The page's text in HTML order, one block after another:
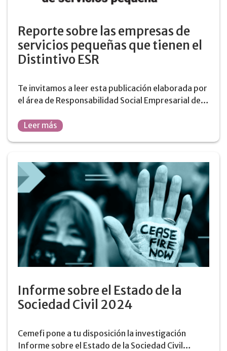
Reporte sobre las empresas de
servicios pequeñas que tienen el
Distintivo ESR
Te invitamos a leer esta publicación elaborada por
el área de Responsabilidad Social Empresarial de…
Leer más
Informe sobre el Estado de la
Sociedad Civil 2024
Cemefi pone a tu disposición la investigación
Informe sobre el Estado de la Sociedad Civil…